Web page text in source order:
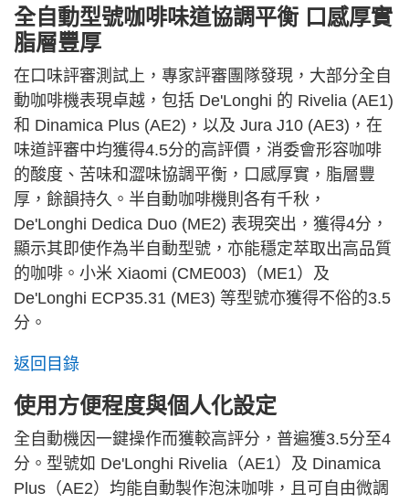
全自動型號咖啡味道協調平衡 口感厚實
脂層豐厚
在口味評審測試上，專家評審團隊發現，大部分全自
動咖啡機表現卓越，包括 De'Longhi 的 Rivelia (AE1)
和 Dinamica Plus (AE2)，以及 Jura J10 (AE3)，在
味道評審中均獲得4.5分的高評價，消委會形容咖啡
的酸度、苦味和澀味協調平衡，口感厚實，脂層豐
厚，餘韻持久。半自動咖啡機則各有千秋，
De'Longhi Dedica Duo (ME2) 表現突出，獲得4分，
顯示其即使作為半自動型號，亦能穩定萃取出高品質
的咖啡。小米 Xiaomi (CME003)（ME1）及
De'Longhi ECP35.31 (ME3) 等型號亦獲得不俗的3.5
分。
返回目錄
使用方便程度與個人化設定
全自動機因一鍵操作而獲較高評分，普遍獲3.5分至4
分。型號如 De'Longhi Rivelia（AE1）及 Dinamica
Plus（AE2）均能自動製作泡沫咖啡，且可自由微調